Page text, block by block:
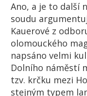
Ano, a je to další
soudu
Kauerové z
olomouckého
napsáno velmi
Dolního náměstí
tzv. krčku mezi
stejným typem